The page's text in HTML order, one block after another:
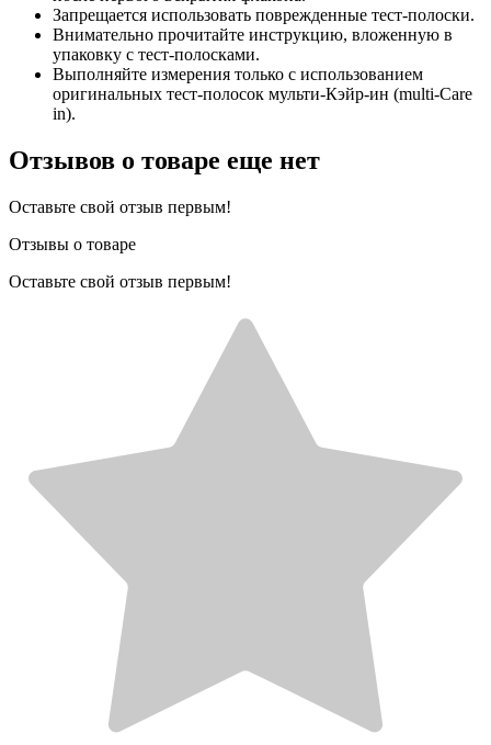
Запрещается использовать поврежденные тест-полоски.
Внимательно прочитайте инструкцию, вложенную в
упаковку с тест-полосками.
Выполняйте измерения только с использованием
оригинальных тест-полосок мульти-Кэйр-ин (multi-Care
in).
Отзывов о товаре еще нет
Оставьте свой отзыв первым!
Отзывы о товаре
Оставьте свой отзыв первым!